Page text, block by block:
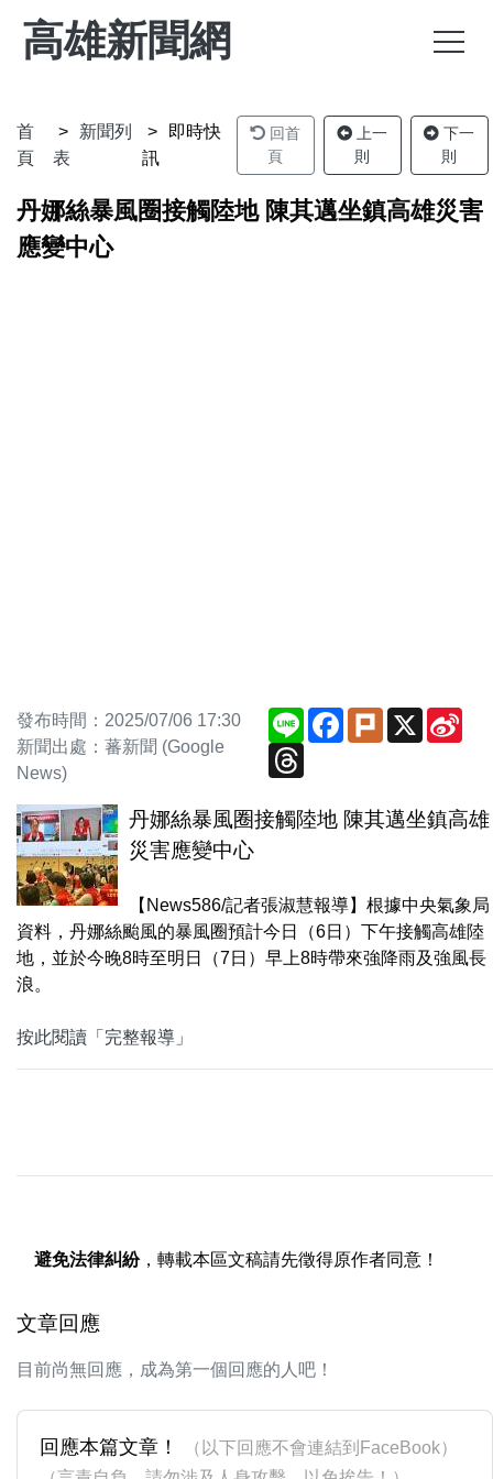
高雄新聞網
首
頁
新聞列
表
即時快
訊
回首
頁
上一
則
下一
則
丹娜絲暴風圈接觸陸地 陳其邁坐鎮高雄災害
應變中心
發布時間：2025/07/06 17:30
新聞出處：蕃新聞 (Google
News)
Line Facebook
Plurk X
丹娜絲暴風圈接觸陸地 陳其邁坐鎮高雄
災害應變中心
【News586/記者張淑慧報導】根據中央氣象局
資料，丹娜絲颱風的暴風圈預計今日（6日）下午接觸高雄陸
地，並於今晚8時至明日（7日）早上8時帶來強降雨及強風長
浪。
按此閱讀「完整報導」
避免法律糾紛，轉載本區文稿請先徵得原作者同意！
文章回應
目前尚無回應，成為第一個回應的人吧！
回應本篇文章！
（以下回應不會連結到FaceBook）